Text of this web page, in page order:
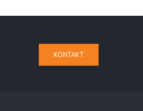
KONTAKT